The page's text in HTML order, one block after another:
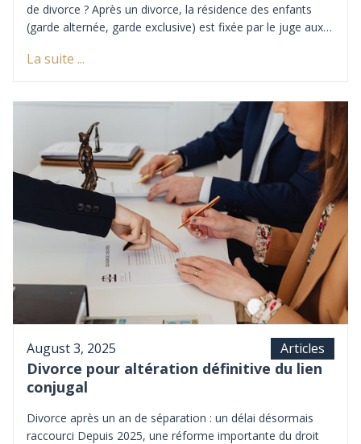
de divorce ? Après un divorce, la résidence des enfants
(garde alternée, garde exclusive) est fixée par le juge aux
évolue : déménagement, changement de travail, difficultés
question se pose alors : peut-on modifier la garde après
un jugement ? La réponse est oui, mais sous certaines
conditions.
La suite ...
August 3, 2025 Articles
Divorce pour altération définitive du lien
conjugal
Divorce après un an de séparation : un délai désormais
raccourci Depuis 2025, une réforme importante du droit